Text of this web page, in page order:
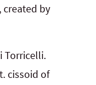
created by
Torricelli.
cissoid of